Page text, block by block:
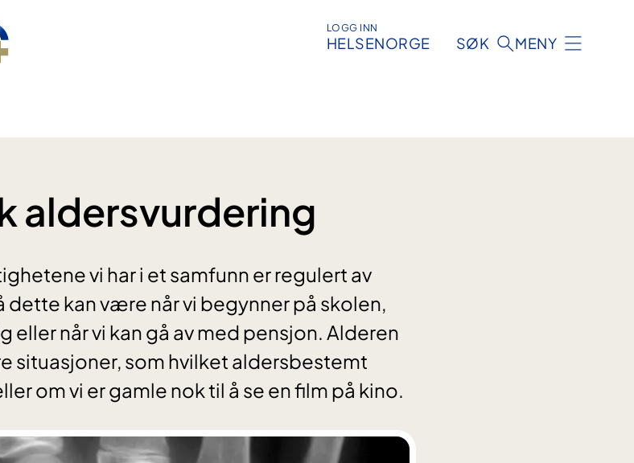
LOGG INN
HELSENORGE SØK MENY
aldersvurdering
vi har i et samfunn er regulert av
dette kan være når vi begynner på skolen,
eller når vi kan gå av med pensjon. Alderen
situasjoner, som hvilket aldersbestemt
om vi er gamle nok til å se en film på kino.